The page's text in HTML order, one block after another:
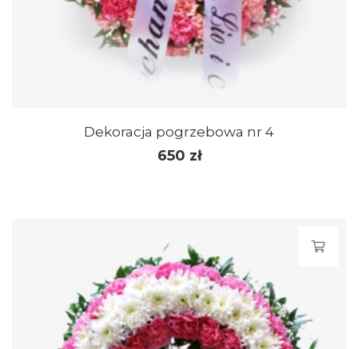
Dekoracja pogrzebowa nr 4
650 zł